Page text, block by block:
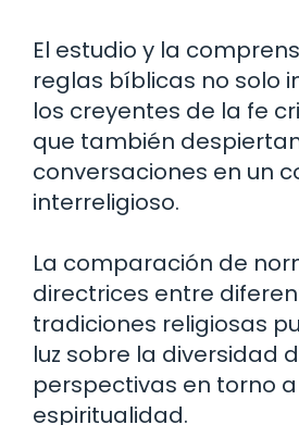
El estudio y la
reglas bíblicas no solo
los creyentes de la fe
que también
conversaciones en un
interreligioso.
La comparación de
directrices entre
tradiciones religiosas
luz sobre la diversidad
perspectivas en torno
espiritualidad.